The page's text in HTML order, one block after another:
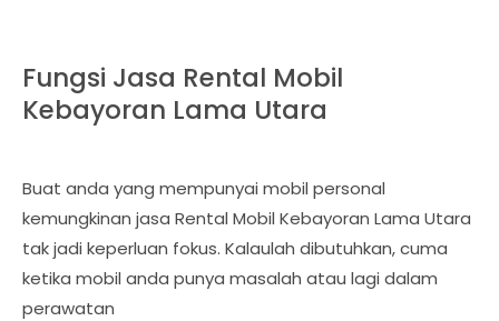
Fungsi Jasa Rental Mobil
Kebayoran Lama Utara
Buat anda yang mempunyai mobil personal
kemungkinan jasa Rental Mobil Kebayoran Lama Utara
tak jadi keperluan fokus. Kalaulah dibutuhkan, cuma
ketika mobil anda punya masalah atau lagi dalam
perawatan